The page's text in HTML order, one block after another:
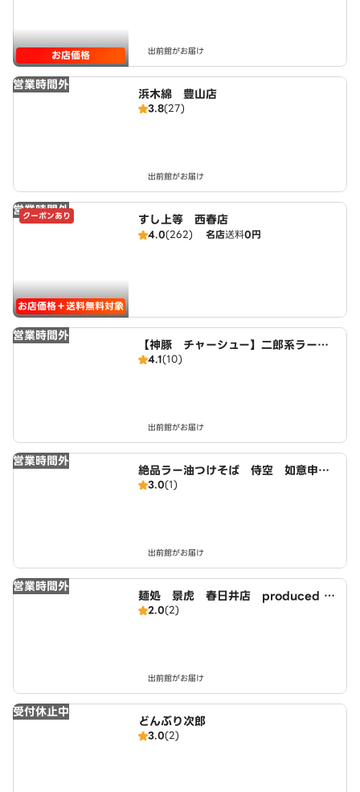
お店価格 出前館がお届け
営業時間外
浜木綿 豊山店
3.8(27)
出前館がお届け
営業時間外
クーポンあり
お店価格＋送料無料対象
すし上等 西春店
4.0(262) 名店送料0円
営業時間外
【神豚 チャーシュー】二郎系ラーメ
ン 麺屋 春爛漫
4.1(10)
出前館がお届け
営業時間外
絶品ラー油つけそば 侍空 如意申町8
丁目店
3.0(1)
出前館がお届け
営業時間外
麺処 景虎 春日井店 produced b
y 麺処 ほん田
2.0(2)
出前館がお届け
受付休止中
どんぶり次郎
3.0(2)